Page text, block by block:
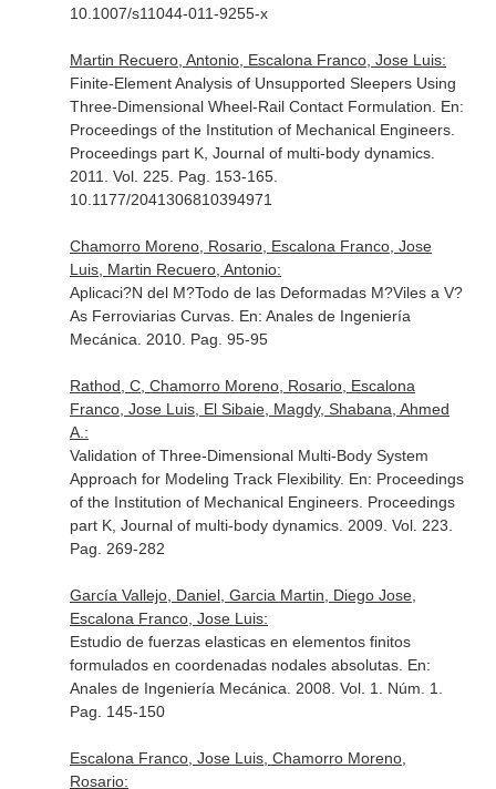
10.1007/s11044-011-9255-x
Martin Recuero, Antonio, Escalona Franco, Jose Luis:
Finite-Element Analysis of Unsupported Sleepers Using
Three-Dimensional Wheel-Rail Contact Formulation. En:
Proceedings of the Institution of Mechanical Engineers.
Proceedings part K, Journal of multi-body dynamics.
2011. Vol. 225. Pag. 153-165.
10.1177/2041306810394971
Chamorro Moreno, Rosario, Escalona Franco, Jose
Luis, Martin Recuero, Antonio:
Aplicaci?N del M?Todo de las Deformadas M?Viles a V?
As Ferroviarias Curvas. En: Anales de Ingeniería
Mecánica . 2010. Pag. 95-95
Rathod, C, Chamorro Moreno, Rosario, Escalona
Franco, Jose Luis, El Sibaie, Magdy, Shabana, Ahmed
A.:
Validation of Three-Dimensional Multi-Body System
Approach for Modeling Track Flexibility. En: Proceedings
of the Institution of Mechanical Engineers. Proceedings
part K, Journal of multi-body dynamics. 2009. Vol. 223.
Pag. 269-282
García Vallejo, Daniel, Garcia Martin, Diego Jose,
Escalona Franco, Jose Luis:
Estudio de fuerzas elasticas en elementos finitos
formulados en coordenadas nodales absolutas. En:
Anales de Ingeniería Mecánica . 2008. Vol. 1. Núm. 1.
Pag. 145-150
Escalona Franco, Jose Luis, Chamorro Moreno,
Rosario: